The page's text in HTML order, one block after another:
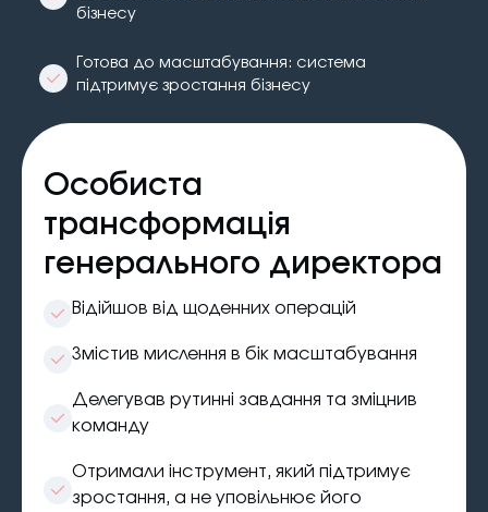
бізнесу
Готова до масштабування: система
підтримує зростання бізнесу
Особиста
трансформація
генерального директора
Відійшов від щоденних операцій
Змістив мислення в бік масштабування
Делегував рутинні завдання та зміцнив
команду
Отримали інструмент, який підтримує
зростання, а не уповільнює його